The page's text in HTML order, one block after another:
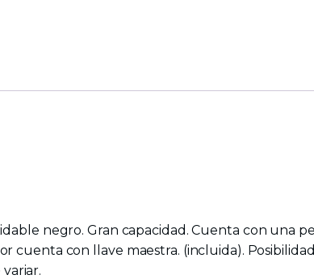
negro. Gran capacidad. Cuenta con una
cuenta con llave maestra. (incluida).